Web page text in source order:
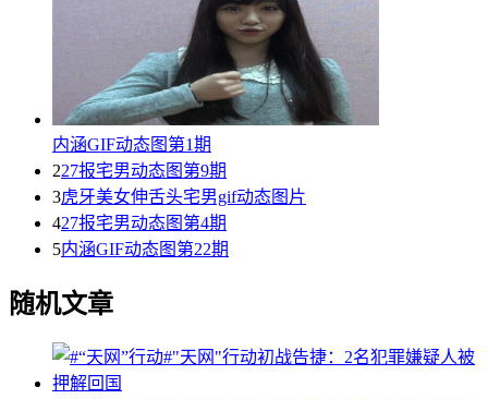
内涵GIF动态图第1期
227报宅男动态图第9期
3虎牙美女伸舌头宅男gif动态图片
427报宅男动态图第4期
5内涵GIF动态图第22期
随机文章